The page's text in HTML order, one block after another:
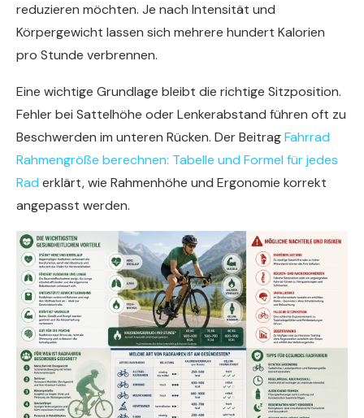
reduzieren möchten. Je nach Intensität und
Körpergewicht lassen sich mehrere hundert Kalorien
pro Stunde verbrennen.
Eine wichtige Grundlage bleibt die richtige Sitzposition.
Fehler bei Sattelhöhe oder Lenkerabstand führen oft zu
Beschwerden im unteren Rücken. Der BeitragFahrrad
Rahmengröße berechnen: Tabelle und Formel für jedes
Rad erklärt, wie Rahmenhöhe und Ergonomie korrekt
angepasst werden.